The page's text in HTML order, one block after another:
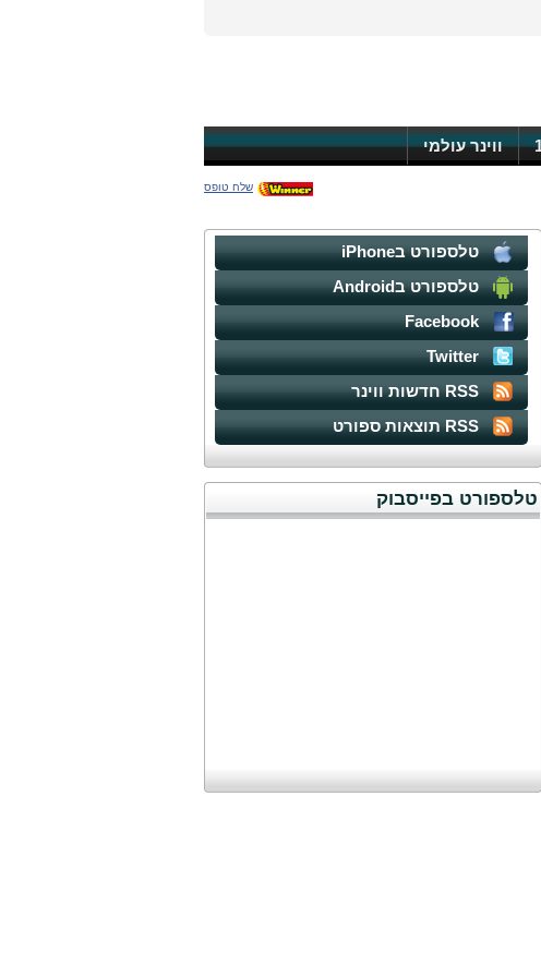
ווינר עולמי
שלח טופס
טלספורט בiPhone
טלספורט בAndroid
Facebook
Twitter
RSS חדשות ווינר
RSS תוצאות ספורט
טלספורט בפייסבוק